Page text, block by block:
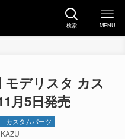
検索 MENU
モデリスタ カス
月5日発売
カスタムパーツ
KAZU